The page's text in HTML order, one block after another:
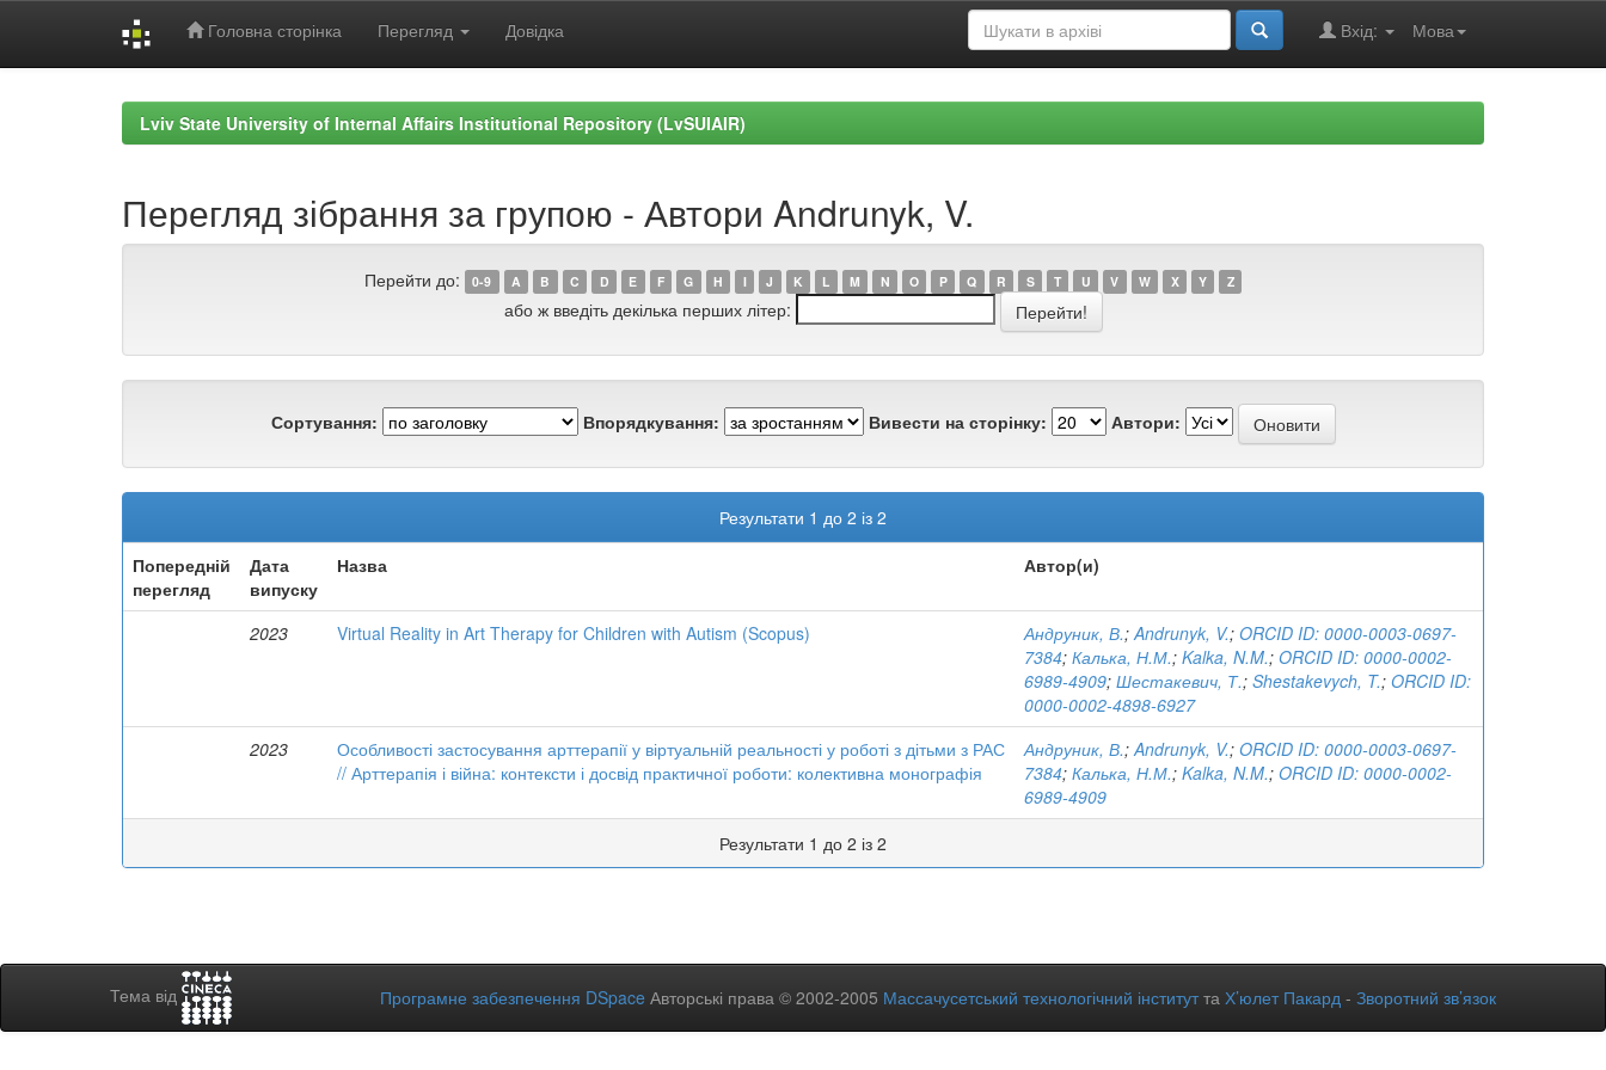
Головна сторінка Перегляд Довідка Мова
Вхід:
Lviv State University of Internal Affairs Institutional Repository (LvSUIAIR)
Перегляд зібрання за групою - Автори Andrunyk, V.
Перейти до: 0-9 A B C D E F G H I J K L M N O P Q R S T U V W X Y Z
або ж введіть декілька перших літер:
Сортування: Впорядкування: Вивести на сторінку: Автори:
Результати 1 до 2 із 2
Попередній
перегляд
Дата
випуску
Назва Автор(и)
2023 Virtual Reality in Art Therapy for Children with Autism (Scopus) Андруник, В.;Andrunyk, V.; ORCID ID: 0000-0003-0697-
7384; Калька, Н.М.; Kalka, N.M.; ORCID ID: 0000-0002-
6989-4909; Шестакевич, Т.; Shestakevych, T.; ORCID ID:
0000-0002-4898-6927
2023
Особливості застосування арттерапії у віртуальній реальності у роботі з дітьми з РАС
// Арттерапія і війна: контексти і досвід практичної роботи: колективна монографія
Андруник, В.;Andrunyk, V.; ORCID ID: 0000-0003-0697-
7384; Калька, Н.М.; Kalka, N.M.; ORCID ID: 0000-0002-
6989-4909
Результати 1 до 2 із 2
Тема від Програмне забезпечення DSpace Авторські права © 2002-2005 Массачусетський технологічний інститутта Х’юлет Пакард - Зворотний зв’язок